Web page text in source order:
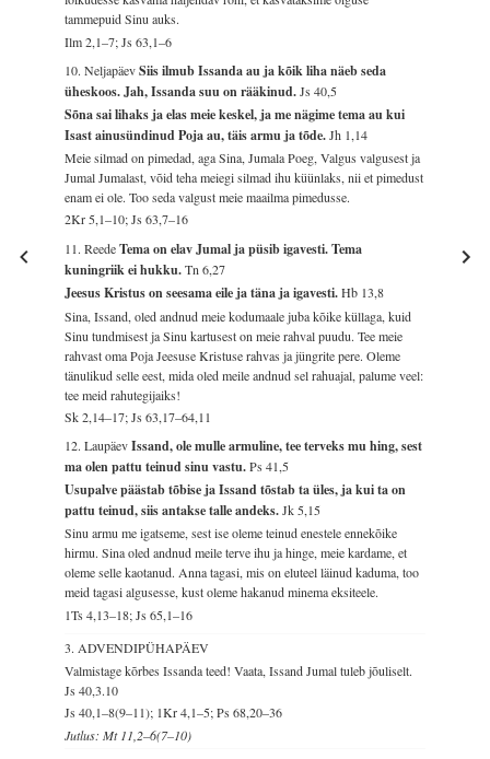
tammepuid Sinu auks.
Ilm 2,1–7; Js 63,1–6
10. NeljapäevSiis ilmub Issanda au ja kõik liha näeb seda
üheskoos. Jah, Issanda suu on rääkinud.Js 40,5
Sõna sai lihaks ja elas meie keskel, ja me nägime tema au kui
Isast ainusündinud Poja au, täis armu ja tõde.Jh 1,14
Meie silmad on pimedad, aga Sina, Jumala Poeg, Valgus valgusest ja
Jumal Jumalast, võid teha meiegi silmad ihu küünlaks, nii et pimedust
enam ei ole. Too seda valgust meie maailma pimedusse.
2Kr 5,1–10; Js 63,7–16
11. ReedeTema on elav Jumal ja püsib igavesti. Tema
kuningriik ei hukku.Tn 6,27
Jeesus Kristus on seesama eile ja täna ja igavesti.Hb 13,8
Sina, Issand, oled andnud meie kodumaale juba kõike küllaga, kuid
Sinu tundmisest ja Sinu kartusest on meie rahval puudu. Tee meie
rahvast oma Poja Jeesuse Kristuse rahvas ja jüngrite pere. Oleme
tänulikud selle eest, mida oled meile andnud sel rahuajal, palume veel:
tee meid rahutegijaiks!
Sk 2,14–17; Js 63,17–64,11
12. LaupäevIssand, ole mulle armuline, tee terveks mu hing, sest
ma olen pattu teinud sinu vastu.Ps 41,5
Usupalve päästab tõbise ja Issand tõstab ta üles, ja kui ta on
pattu teinud, siis antakse talle andeks.Jk 5,15
Sinu armu me igatseme, sest ise oleme teinud enestele ennekõike
hirmu. Sina oled andnud meile terve ihu ja hinge, meie kardame, et
oleme selle kaotanud. Anna tagasi, mis on eluteel läinud kaduma, too
meid tagasi algusesse, kust oleme hakanud minema eksiteele.
1Ts 4,13–18; Js 65,1–16
3. ADVENDIPÜHAPÄEV
Valmistage kõrbes Issanda teed! Vaata, Issand Jumal tuleb jõuliselt.
Js 40,3.10
Js 40,1–8(9–11); 1Kr 4,1–5; Ps 68,20–36
Jutlus: Mt 11,2–6(7–10)